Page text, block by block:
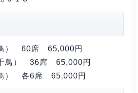
） 60席 65,000円
鳥） 36席 65,000円
） 各6席 65,000円